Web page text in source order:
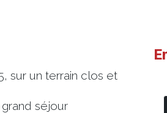
sur un terrain clos et
séjour